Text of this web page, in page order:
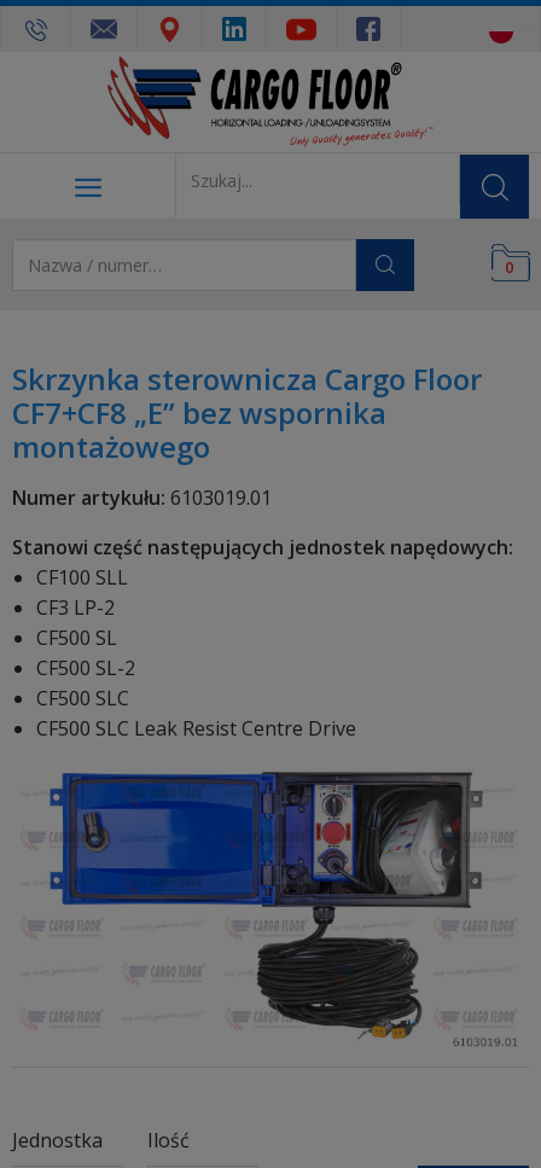
0
Skrzynka sterownicza Cargo Floor
CF7+CF8 „E” bez wspornika
montażowego
Numer artykułu: 6103019.01
Stanowi część następujących jednostek napędowych:
CF100 SLL
CF3 LP-2
CF500 SL
CF500 SL-2
CF500 SLC
CF500 SLC Leak Resist Centre Drive
Jednostka
Ilość